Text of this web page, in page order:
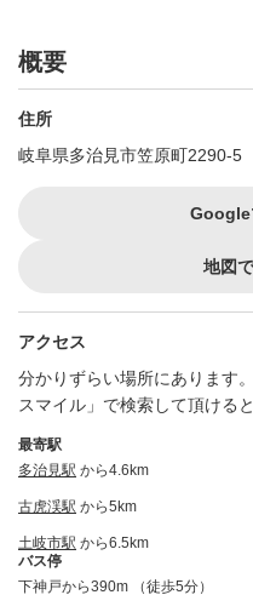
概要
住所
岐阜県多治見市笠原町2290-5
Google
地図
アクセス
分かりずらい場所にあります
スマイル」で検索して頂ける
最寄駅
多治見駅 から4.6km
古虎渓駅 から5km
土岐市駅 から6.5km
バス停
下神戸から390m （徒歩5分）